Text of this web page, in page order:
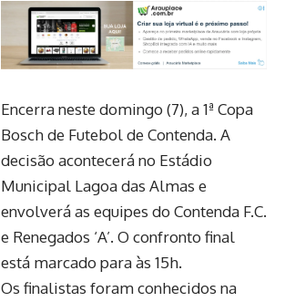
Encerra neste domingo (7), a 1ª Copa
Bosch de Futebol de Contenda. A
decisão acontecerá no Estádio
Municipal Lagoa das Almas e
envolverá as equipes do Contenda F.C.
e Renegados ‘A’. O confronto final
está marcado para às 15h.
Os finalistas foram conhecidos na